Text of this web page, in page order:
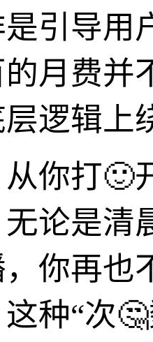
引导用
月费并
逻辑上
你打🙂
论是清
你再也
种“次